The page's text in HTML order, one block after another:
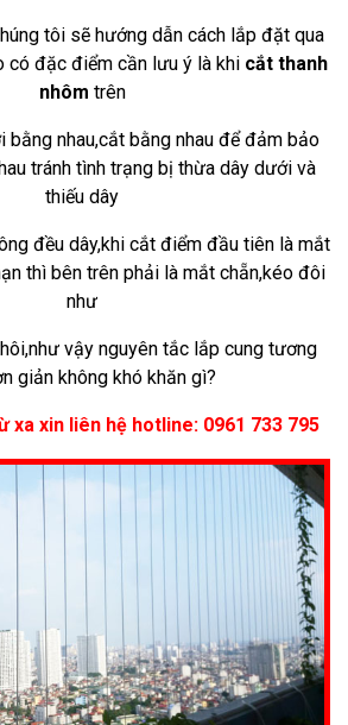
tôi sẽ hướng dẫn cách lắp đặt qua
có đặc điểm cần lưu ý là khi cắt thanh
nhôm trên
bằng nhau,cắt bằng nhau để đảm bảo
tránh tình trạng bị thừa dây dưới và
thiếu dây
đều dây,khi cắt điểm đầu tiên là mắt
thì bên trên phải là mắt chẵn,kéo đôi
như
vậy nguyên tắc lắp cung tương
giản không khó khăn gì?
xa xin liên hệ hotline: 0961 733 795